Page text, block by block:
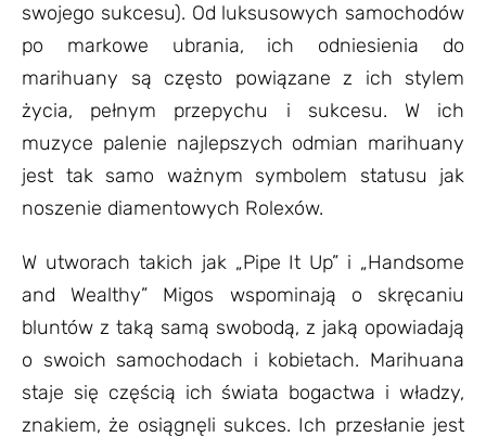
swojego sukcesu). Od luksusowych samochodów
po markowe ubrania, ich odniesienia do
marihuany są często powiązane z ich stylem
życia, pełnym przepychu i sukcesu. W ich
muzyce palenie najlepszych odmian marihuany
jest tak samo ważnym symbolem statusu jak
noszenie diamentowych Rolexów.
W utworach takich jak „Pipe It Up” i „Handsome
and Wealthy” Migos wspominają o skręcaniu
bluntów z taką samą swobodą, z jaką opowiadają
o swoich samochodach i kobietach. Marihuana
staje się częścią ich świata bogactwa i władzy,
znakiem, że osiągnęli sukces. Ich przesłanie jest